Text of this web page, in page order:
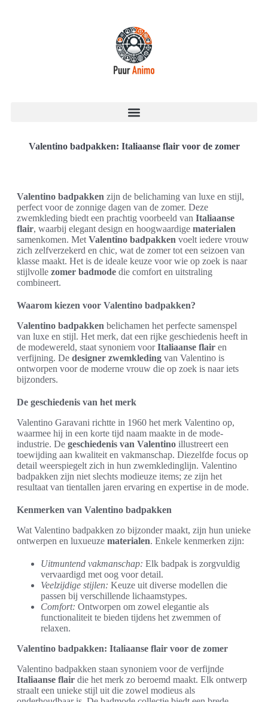
Valentino badpakken: Italiaanse flair voor de zomer
Valentino badpakken zijn de belichaming van luxe en stijl,
perfect voor de zonnige dagen van de zomer. Deze
zwemkleding biedt een prachtig voorbeeld van Italiaanse
flair, waarbij elegant design en hoogwaardige materialen
samenkomen. Met Valentino badpakken voelt iedere vrouw
zich zelfverzekerd en chic, wat de zomer tot een seizoen van
klasse maakt. Het is de ideale keuze voor wie op zoek is naar
stijlvolle zomer badmode die comfort en uitstraling
combineert.
Waarom kiezen voor Valentino badpakken?
Valentino badpakken belichamen het perfecte samenspel
van luxe en stijl. Het merk, dat een rijke geschiedenis heeft in
de modewereld, staat synoniem voorItaliaanse flair en
verfijning. De designer zwemkleding van Valentino is
ontworpen voor de moderne vrouw die op zoek is naar iets
bijzonders.
De geschiedenis van het merk
Valentino Garavani richtte in 1960 het merk Valentino op,
waarmee hij in een korte tijd naam maakte in de mode-
industrie. De geschiedenis van Valentino illustreert een
toewijding aan kwaliteit en vakmanschap. Diezelfde focus op
detail weerspiegelt zich in hun zwemkledinglijn. Valentino
badpakken zijn niet slechts modieuze items; ze zijn het
resultaat van tientallen jaren ervaring en expertise in de mode.
Kenmerken van Valentino badpakken
Wat Valentino badpakken zo bijzonder maakt, zijn hun unieke
ontwerpen en luxueuze materialen. Enkele kenmerken zijn:
Uitmuntend vakmanschap: Elk badpak is zorgvuldig
vervaardigd met oog voor detail.
Veelzijdige stijlen: Keuze uit diverse modellen die
passen bij verschillende lichaamstypes.
Comfort: Ontworpen om zowel elegantie als
functionaliteit te bieden tijdens het zwemmen of
relaxen.
Valentino badpakken: Italiaanse flair voor de zomer
Valentino badpakken staan synoniem voor de verfijnde
Italiaanse flair die het merk zo beroemd maakt. Elk ontwerp
straalt een unieke stijl uit die zowel modieus als